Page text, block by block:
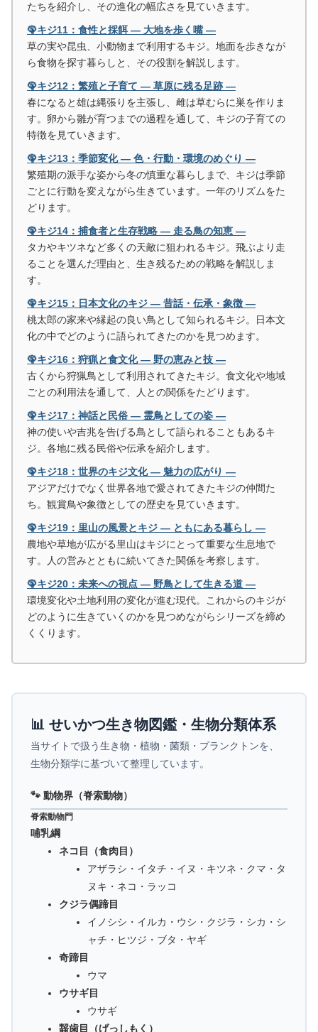
たちを紹介し、その進化の幅広さを見ていきます。
🦚キジ11：食性と採餌 ― 大地を歩く嘴 ―
草の実や昆虫、小動物まで利用するキジ。地面を歩きなが
ら食物を探す暮らしと、その役割を解説します。
🦚キジ12：繁殖と子育て ― 草原に残る足跡 ―
春になると雄は縄張りを主張し、雌は草むらに巣を作りま
す。卵から雛が育つまでの過程を通して、キジの子育ての
特徴を見ていきます。
🦚キジ13：季節変化 ― 色・行動・環境のめぐり ―
繁殖期の派手な姿から冬の慎重な暮らしまで、キジは季節
ごとに行動を変えながら生きています。一年のリズムをた
どります。
🦚キジ14：捕食者と生存戦略 ― 走る鳥の知恵 ―
タカやキツネなど多くの天敵に狙われるキジ。飛ぶより走
ることを選んだ理由と、生き残るための戦略を解説しま
す。
🦚キジ15：日本文化のキジ ― 昔話・伝承・象徴 ―
桃太郎の家来や縁起の良い鳥として知られるキジ。日本文
化の中でどのように語られてきたのかを見つめます。
🦚キジ16：狩猟と食文化 ― 野の恵みと技 ―
古くから狩猟鳥として利用されてきたキジ。食文化や地域
ごとの利用法を通して、人との関係をたどります。
🦚キジ17：神話と民俗 ― 霊鳥としての姿 ―
神の使いや吉兆を告げる鳥として語られることもあるキ
ジ。各地に残る民俗や伝承を紹介します。
🦚キジ18：世界のキジ文化 ― 魅力の広がり ―
アジアだけでなく世界各地で愛されてきたキジの仲間た
ち。観賞鳥や象徴としての歴史を見ていきます。
🦚キジ19：里山の風景とキジ ― ともにある暮らし ―
農地や草地が広がる里山はキジにとって重要な生息地で
す。人の営みとともに続いてきた関係を考察します。
🦚キジ20：未来への視点 ― 野鳥として生きる道 ―
環境変化や土地利用の変化が進む現代。これからのキジが
どのように生きていくのかを見つめながらシリーズを締め
くくります。
📊 せいかつ生き物図鑑・生物分類体系
当サイトで扱う生き物・植物・菌類・プランクトンを、
生物分類学に基づいて整理しています。
🐾 動物界（脊索動物）
脊索動物門
哺乳綱
ネコ目（食肉目）
アザラシ・イタチ・イヌ・キツネ・クマ・タ
ヌキ・ネコ・ラッコ
クジラ偶蹄目
イノシシ・イルカ・ウシ・クジラ・シカ・シ
ャチ・ヒツジ・ブタ・ヤギ
奇蹄目
ウマ
ウサギ目
ウサギ
齧歯目（げっしもく）